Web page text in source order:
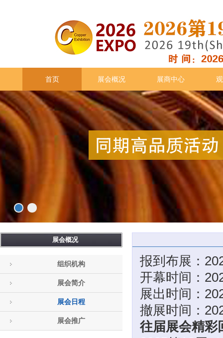
首页 展会概况 展商中心
展会概况
组织机构
展会简介
展会日程
展会推广
报到布展：
开幕时间：
展出时间：
撤展时间：
往届展会精彩